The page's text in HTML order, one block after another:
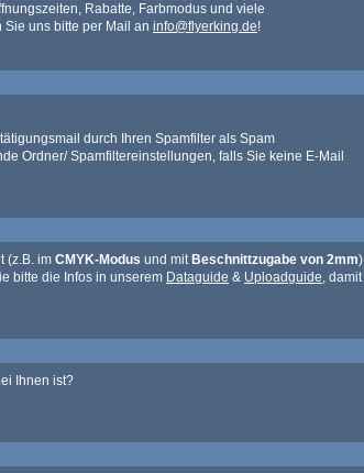
Rabatte, Farbmodus und viele
Sie uns bitte per Mail an info@flyerking.de!
durch Ihren Spamfilter als Spam
Ordner/ Spamfiltereinstellungen, falls Sie keine E-Mail
(z.B. im CMYK-Modus und mit Beschnittzugabe von 2mm)
bitte die Infos in unserem Dataguide & Uploadguide, damit
Ihnen ist?